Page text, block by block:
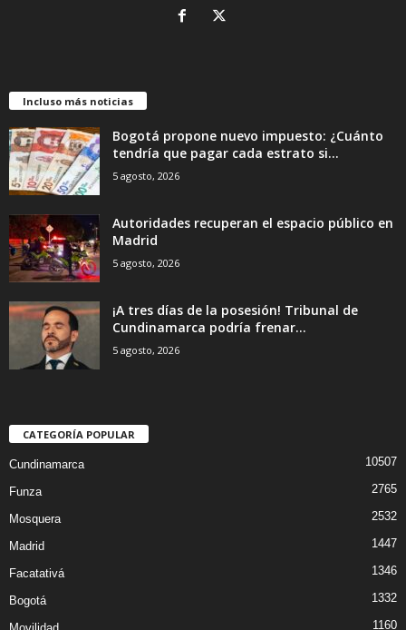
Incluso más noticias
Bogotá propone nuevo impuesto: ¿Cuánto
tendría que pagar cada estrato si...
5 agosto, 2026
Autoridades recuperan el espacio público en
Madrid
5 agosto, 2026
¡A tres días de la posesión! Tribunal de
Cundinamarca podría frenar...
5 agosto, 2026
CATEGORÍA POPULAR
Cundinamarca 10507
Funza 2765
Mosquera 2532
Madrid 1447
Facatativá 1346
Bogotá 1332
1160